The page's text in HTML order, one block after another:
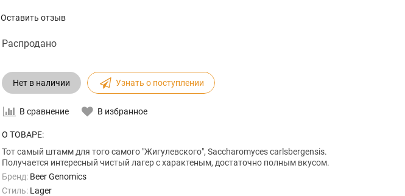
Оставить отзыв
Распродано
Нет в наличии Узнать о поступлении
В сравнение В избранное
О ТОВАРЕ:
Тот самый штамм для того самого "Жигулевского", Saccharomyces carlsbergensis.
Получается интересный чистый лагер с характеным, достаточно полным вкусом.
Бренд: Beer Genomics
Стиль: Lager